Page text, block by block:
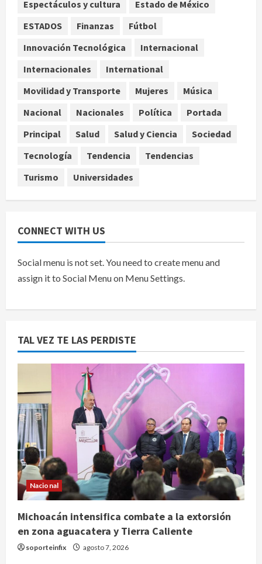
4
Capturan en Zapopan a ciudadano
estadounidense buscado por
agosto 7, 2026
Nacional Portada
Detienen al exgobernador de
obstrucción en el caso Ayotzinapa
Espectáculos y cultura
Estado de México
ESTADOS
Finanzas
Fútbol
Innovación Tecnológica
Internacional
Internacionales
International
Movilidad y Transporte
Mujeres
Música
Nacional
Nacionales Política
Portada
Principal
Salud Salud y Ciencia
Sociedad
Tecnología
Tendencia
Tendencias
Turismo
Universidades
CONNECT WITH US
Social menu is not set. You need to create menu and
assign it to Social Menu on Menu Settings.
TAL VEZ TE LAS PERDISTE
Nacional
Michoacán intensifica combate a la extorsión
en zona aguacatera y Tierra Caliente
soporteinfix agosto 7, 2026